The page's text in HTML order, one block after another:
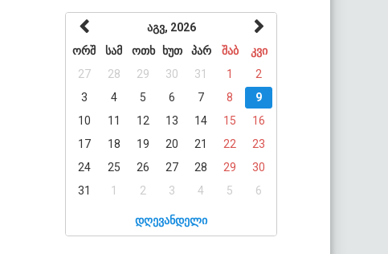
აგვ, 2026
ორშ
სამ ოთხ ხუთ პარ შაბ
კვი
27
28 29 30 31 1
2
3
4 5 6 7 8
9
10
11 12 13 14 15
16
17
18 19 20 21 22
23
24
25 26 27 28 29
30
31
1 2 3 4 5 6
დღევანდელი